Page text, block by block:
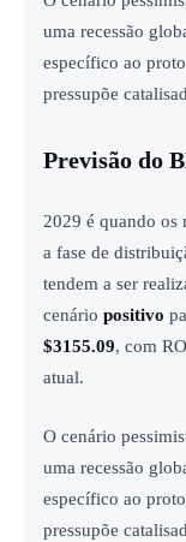
uma recessão
específico ao
pressupõe
Previsão do
2029 é quando os
a fase de
tendem a ser
cenário positivo
$3155.09, com
atual.
O cenário
uma recessão
específico ao
pressupõe